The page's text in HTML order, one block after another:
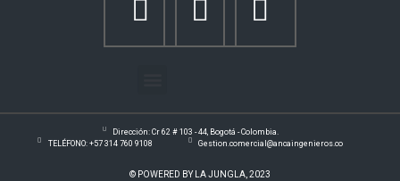
Dirección: Cr 62 # 103 - 44, Bogotá - Colombia.
TELÉFONO: +57 314 760 9108
Gestion.comercial@ancaingenieros.co
© POWERED BY LA JUNGLA, 2023